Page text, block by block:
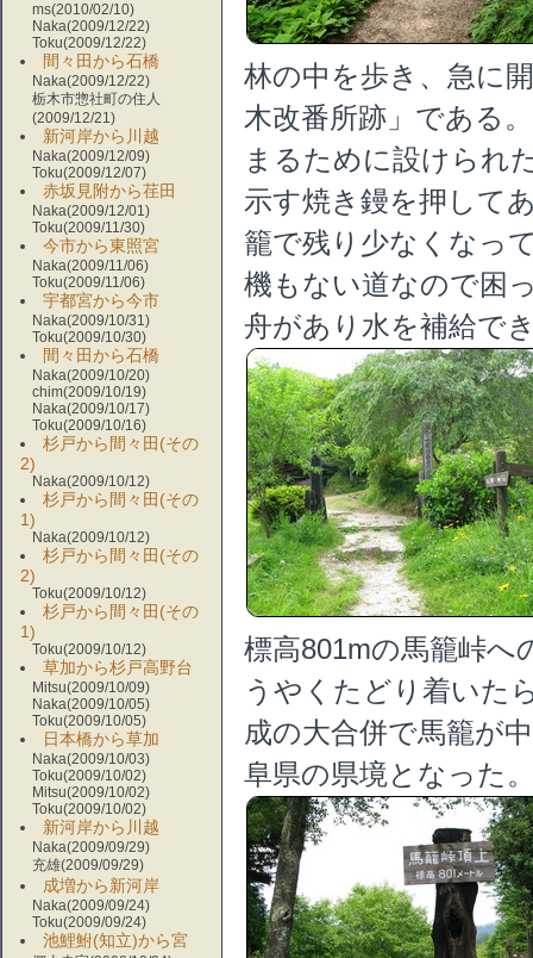
林の中を歩き、急に
木改番所跡」である
まるために設けられ
示す焼き鏝を押して
籠で残り少なくなっ
機もない道なので困
舟があり水を補給で
標高801mの馬籠峠へ
うやくたどり着いた
成の大合併で馬籠が
阜県の県境となった
ms(2010/02/10)
Naka(2009/12/22)
Toku(2009/12/22)
間々田から石橋
Naka(2009/12/22)
栃木市惣社町の住人
(2009/12/21)
新河岸から川越
Naka(2009/12/09)
Toku(2009/12/07)
赤坂見附から荏田
Naka(2009/12/01)
Toku(2009/11/30)
今市から東照宮
Naka(2009/11/06)
Toku(2009/11/06)
宇都宮から今市
Naka(2009/10/31)
Toku(2009/10/30)
間々田から石橋
Naka(2009/10/20)
chim(2009/10/19)
Naka(2009/10/17)
Toku(2009/10/16)
杉戸から間々田(その
2)
Naka(2009/10/12)
杉戸から間々田(その
1)
Naka(2009/10/12)
杉戸から間々田(その
2)
Toku(2009/10/12)
杉戸から間々田(その
1)
Toku(2009/10/12)
草加から杉戸高野台
Mitsu(2009/10/09)
Naka(2009/10/05)
Toku(2009/10/05)
日本橋から草加
Naka(2009/10/03)
Toku(2009/10/02)
Mitsu(2009/10/02)
Toku(2009/10/02)
新河岸から川越
Naka(2009/09/29)
充雄(2009/09/29)
成増から新河岸
Naka(2009/09/24)
Toku(2009/09/24)
池鯉鮒(知立)から宮